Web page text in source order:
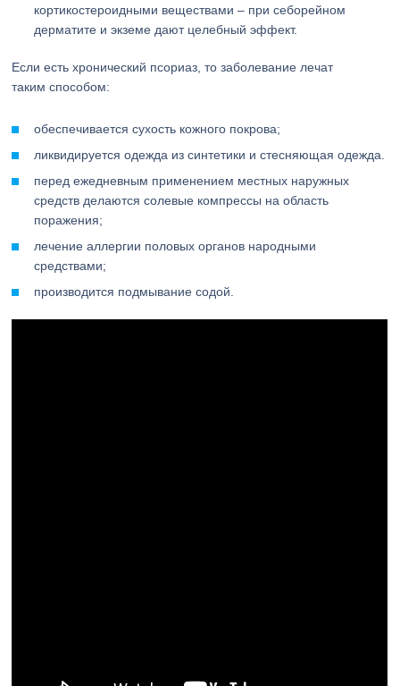
кортикостероидными веществами – при себорейном
дерматите и экземе дают целебный эффект.
Если есть хронический псориаз, то заболевание лечат
таким способом:
обеспечивается сухость кожного покрова;
ликвидируется одежда из синтетики и стесняющая одежда.
перед ежедневным применением местных наружных
средств делаются солевые компрессы на область
поражения;
лечение аллергии половых органов народными
средствами;
производится подмывание содой.